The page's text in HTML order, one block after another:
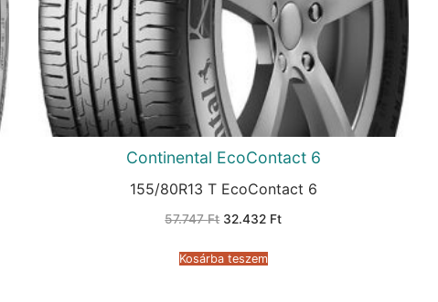
Continental EcoContact 6
155/80R13 T EcoContact 6
57.747Ft Original
57.747 Ft.
32.432 FtCurrent
Kosárba teszem